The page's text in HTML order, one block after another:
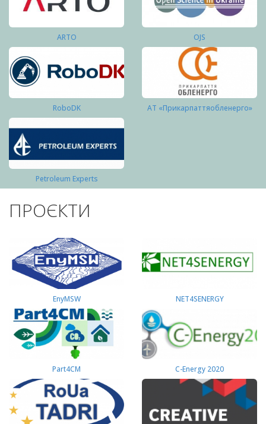
ARTO OJS
RoboDK АТ «Прикарпаттяобленерго»
Petroleum Experts
ПРОЄКТИ
EnyMSW NET4SENERGY
Part4СМ C-Energy 2020